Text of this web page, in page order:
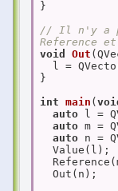
}
// Il n'y a
Reference
void
Out
l =
}
int main (
auto l =
auto m =
auto n =